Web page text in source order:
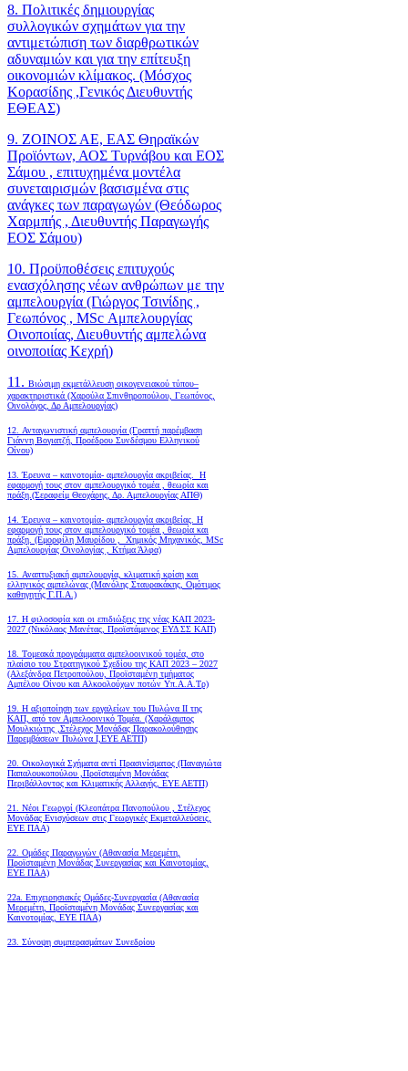
8. Πολιτικές δημιουργίας
συλλογικών σχημάτων για την
αντιμετώπιση των διαρθρωτικών
αδυναμιών και για την επίτευξη
οικονομιών κλίμακος. (Μόσχος
Κορασίδης ,Γενικός Διευθυντής
ΕΘΕΑΣ)
9. ΖΟΙΝΟΣ ΑΕ, ΕΑΣ Θηραϊκών
Προϊόντων, ΑΟΣ Τυρνάβου και ΕΟΣ
Σάμου , επιτυχημένα μοντέλα
συνεταιρισμών βασισμένα στις
ανάγκες των παραγωγών (Θεόδωρος
Χαρμπής , Διευθυντής Παραγωγής
ΕΟΣ Σάμου)
10. Προϋποθέσεις επιτυχούς
ενασχόλησης νέων ανθρώπων με την
αμπελουργία (Γιώργος Τσινίδης ,
Γεωπόνος , MSc Αμπελουργίας
Οινοποιίας, Διευθυντής αμπελώνα
οινοποιίας Κεχρή)
11. Βιώσιμη εκμετάλλευση οικογενειακού τύπου–
χαρακτηριστικά (Χαρούλα Σπινθηροπούλου, Γεωπόνος,
Οινολόγος, Δρ Αμπελουργίας)
12. Ανταγωνιστική αμπελουργία (Γραπτή παρέμβαση
Γιάννη Βογιατζή, Προέδρου Συνδέσμου Ελληνικού
Οίνου)
13. Έρευνα – καινοτομία- αμπελουργία ακριβείας. Η
εφαρμογή τους στον αμπελουργικό τομέα , θεωρία και
πράξη.(Σεραφείμ Θεοχάρης, Δρ. Αμπελουργίας ΑΠΘ)
14. Έρευνα – καινοτομία- αμπελουργία ακριβείας. Η
εφαρμογή τους στον αμπελουργικό τομέα , θεωρία και
πράξη. (Εμορφίλη Μαυρίδου , Χημικός Μηχανικός, MSc
Αμπελουργίας Οινολογίας , Κτήμα Άλφα)
15. Αναπτυξιακή αμπελουργία, κλιματική κρίση και
ελληνικός αμπελώνας (Μανόλης Σταυρακάκης, Ομότιμος
καθηγητής Γ.Π.Α.)
17. Η φιλοσοφία και οι επιδιώξεις της νέας ΚΑΠ 2023-
2027 (Νικόλαος Μανέτας, Προϊστάμενος ΕΥΔ ΣΣ ΚΑΠ)
18. Tομεακά προγράμματα αμπελοοινικού τομέα, στο
πλαίσιο του Στρατηγικού Σχεδίου της ΚΑΠ 2023 – 2027
(Αλεξάνδρα Πετροπούλου, Προϊσταμένη τμήματος
Αμπέλου Οίνου και Αλκοολούχων ποτών Υπ.Α.Α.Τρ)
19. Η αξιοποίηση των εργαλείων του Πυλώνα ΙΙ της
ΚΑΠ, από τον Αμπελοοινικό Τομέα. (Χαράλαμπος
Μουλκιώτης ,Στέλεχος Μονάδας Παρακολούθησης
Παρεμβάσεων Πυλώνα Ι,ΕΥΕ ΑΕΤΠ)
20. Οικολογικά Σχήματα αντί Πρασινίσματος (Παναγιώτα
Παπαλουκοπούλου ,Προϊσταμένη Μονάδας
Περιβάλλοντος και Κλιματικής Αλλαγής, ΕΥΕ ΑΕΤΠ)
21. Νέοι Γεωργοί (Κλεοπάτρα Πανοπούλου , Στέλεχος
Μονάδας Ενισχύσεων στις Γεωργικές Εκμεταλλεύσεις,
ΕΥΕ ΠΑΑ)
22. Ομάδες Παραγωγών (Αθανασία Μερεμέτη,
Προϊσταμένη Μονάδας Συνεργασίας και Καινοτομίας,
ΕΥΕ ΠΑΑ)
22a. Επιχειρησιακές Ομάδες-Συνεργασία (Αθανασία
Μερεμέτη, Προϊσταμένη Μονάδας Συνεργασίας και
Καινοτομίας, ΕΥΕ ΠΑΑ)
23. Σύνοψη συμπερασμάτων Συνεδρίου